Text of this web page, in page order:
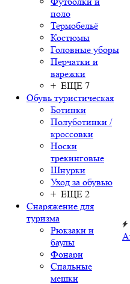
поло
Термобельё
Костюмы
Головные уборы
Перчатки и
варежки
+ ЕЩЕ 7
Обувь туристическая
Ботинки
Полуботинки /
кроссовки
Носки
трекинговые
Шнурки
Уход за обувью
+ ЕЩЕ 2
Снаряжение для
туризма
Рюкзаки и
баулы
Фонари
Спальные
мешки